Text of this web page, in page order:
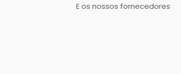
E os nossos fornecedores